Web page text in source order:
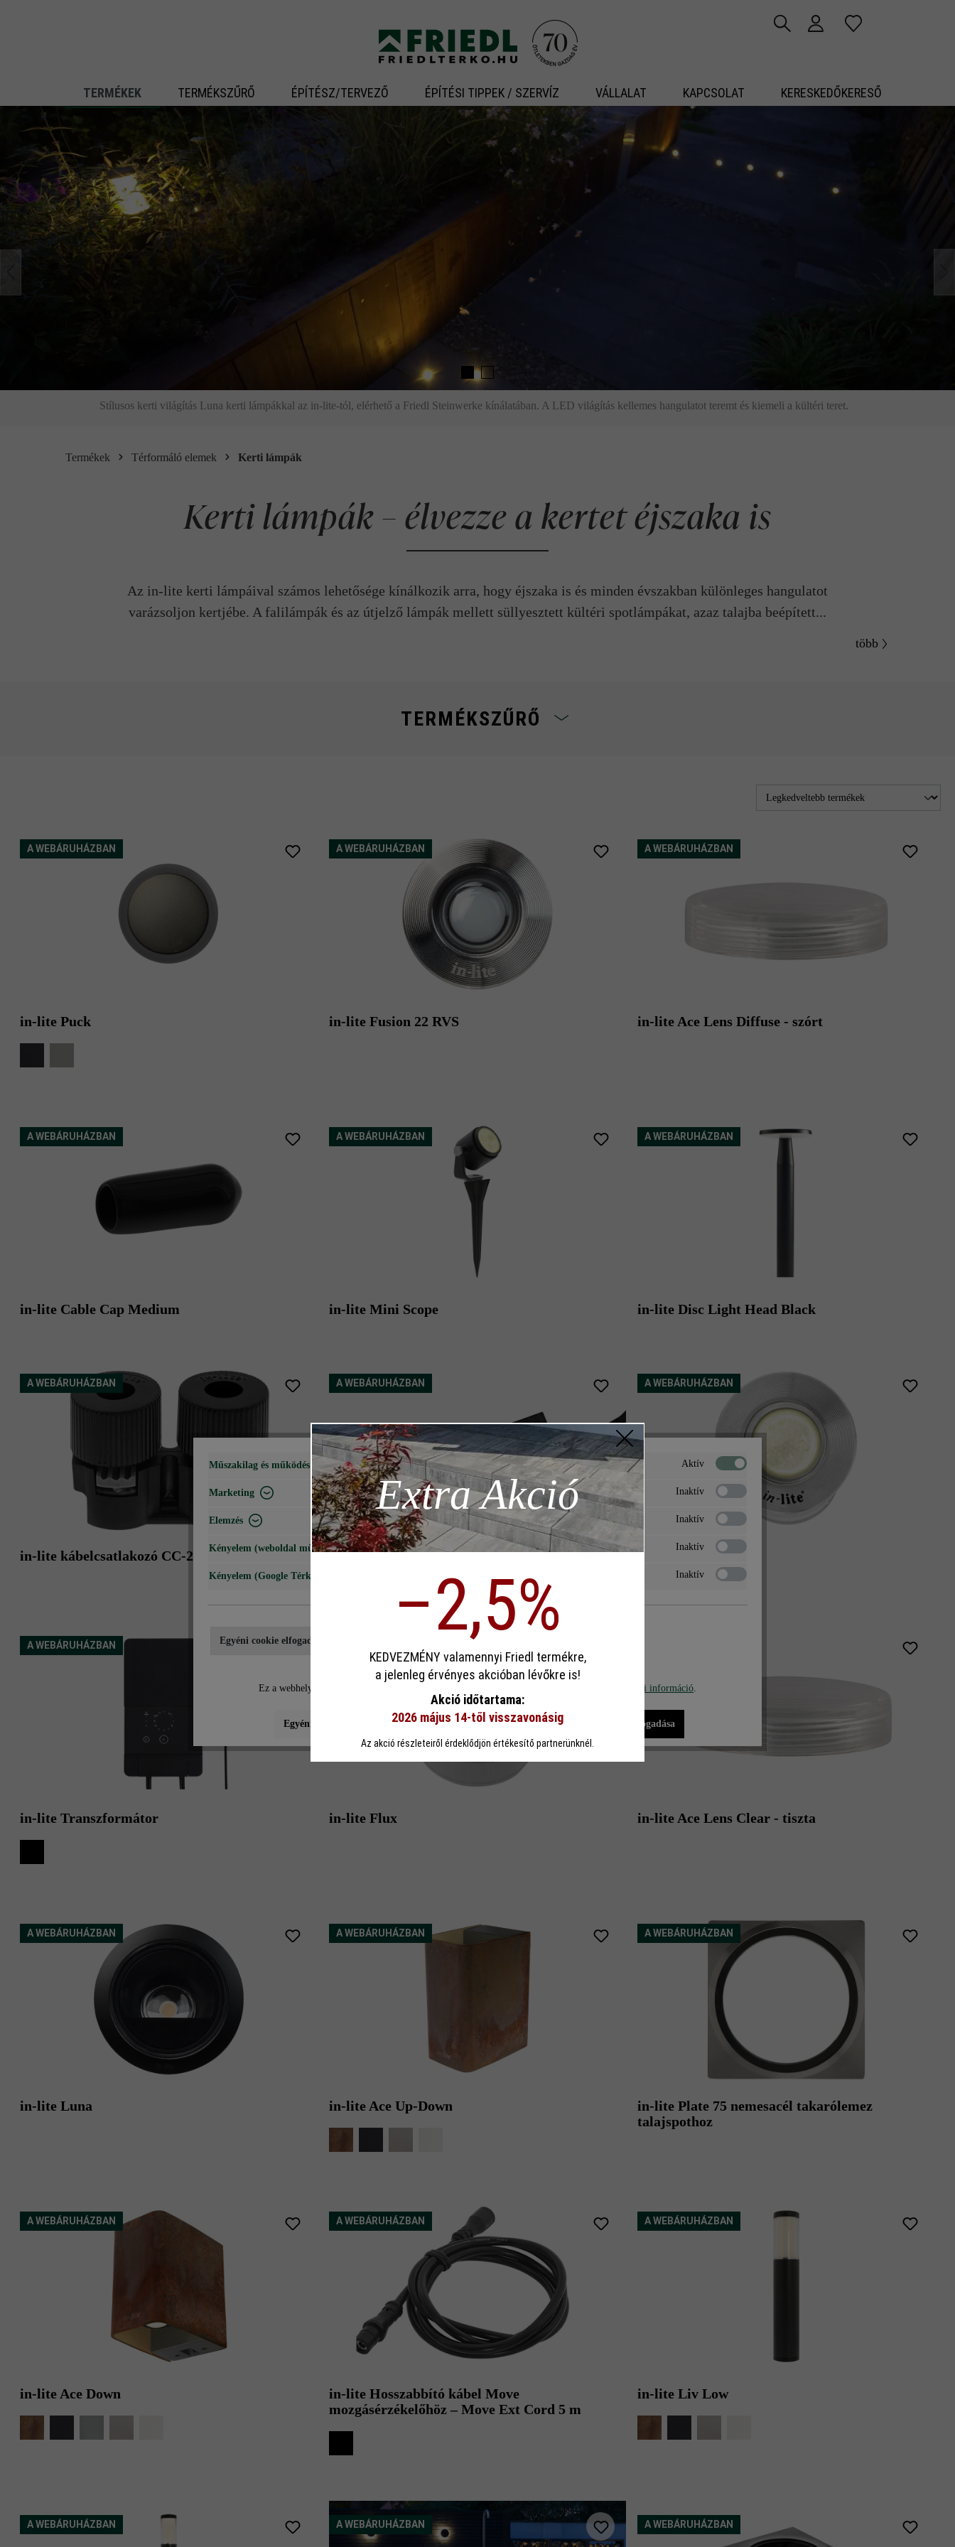
TERMÉKEK TERMÉKSZŰRŐ ÉPÍTÉSZ/TERVEZŐ ÉPÍTÉSI TIPPEK / SZERVÍZ VÁLLALAT KAPCSOLAT KERESKEDŐKERESŐ
Stílusos kerti világítás Luna kerti lámpákkal az in-lite-tól, elérhető a Friedl Steinwerke kínálatában. A LED világítás kellemes hangulatot teremt és kiemeli a kültéri teret.
Termékek Térformáló elemek Kerti lámpák
Kerti lámpák – élvezze a kertet éjszaka is
Az in-lite kerti lámpáival számos lehetősége kínálkozik arra, hogy éjszaka is és minden évszakban különleges hangulatot
varázsoljon kertjébe. A falilámpák és az útjelző lámpák mellett süllyesztett kültéri spotlámpákat, azaz talajba beépített...
több
TERMÉKSZŰRŐ
black dark flat grey
pearl grey stainless steel white
átlátszó
A WEBÁRUHÁZBAN
in-lite Puck
A WEBÁRUHÁZBAN
in-lite Fusion 22 RVS
A WEBÁRUHÁZBAN
in-lite Ace Lens Diffuse - szórt
A WEBÁRUHÁZBAN
in-lite Cable Cap Medium
A WEBÁRUHÁZBAN
in-lite Mini Scope
A WEBÁRUHÁZBAN
in-lite Disc Light Head Black
A WEBÁRUHÁZBAN
in-lite kábelcsatlakozó CC-2
A WEBÁRUHÁZBAN
in-lite Transformator-CB-010E Mini trafó,
A WEBÁRUHÁZBAN
in-lite Hyve 22 RVS
A WEBÁRUHÁZBAN
in-lite Transzformátor in-lite Flux in-lite Ace Lens Clear - tiszta
A WEBÁRUHÁZBAN
in-lite Luna
A WEBÁRUHÁZBAN
in-lite Ace Up-Down
A WEBÁRUHÁZBAN
in-lite Plate 75 nemesacél takarólemez
talajspothoz
A WEBÁRUHÁZBAN
in-lite Ace Down
A WEBÁRUHÁZBAN
in-lite Hosszabbító kábel Move
mozgásérzékelőhöz – Move Ext Cord 5 m
A WEBÁRUHÁZBAN
in-lite Liv Low
A WEBÁRUHÁZBAN A WEBÁRUHÁZBAN A WEBÁRUHÁZBAN
Műszakilag és működéshez szükséges Aktív
Marketing Inaktív
Elemzés Inaktív
Kényelem (weboldal működése) Inaktív
Kényelem (Google Térkép) Inaktív
Egyéni cookie elfogadása
Ez a webhely cookie-kat használ, hogy a lehető legjobb funkcionalitást kínálja Önnek... További információ.
Egyéni beállítások Csak funkcionális cookie elfogadása Minden cookie elfogadása
Extra Akció
–2,5%
KEDVEZMÉNY valamennyi Friedl termékre,
a jelenleg érvényes akcióban lévőkre is!
Akció időtartama:
2026 május 14-től visszavonásig
Az akció részleteiről érdeklődjön értékesítő partnerünknél.